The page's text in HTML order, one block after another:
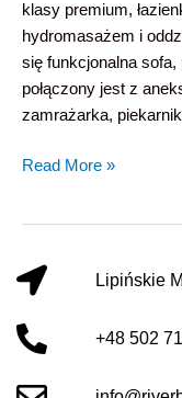
klasy premium,
hydromasażem i
się funkcjonalna
połączony jest z
zamrażarka,
Read More »
Lipińskie
+48 502